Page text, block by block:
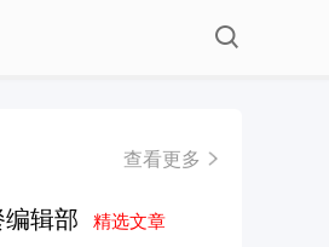
查看更多
编辑部精选文章